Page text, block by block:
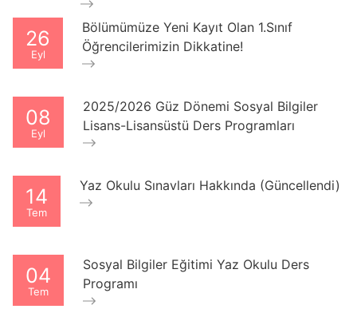
26
Eyl
Bölümümüze Yeni Kayıt Olan 1.Sınıf
Öğrencilerimizin Dikkatine!
08
Eyl
2025/2026 Güz Dönemi Sosyal Bilgiler
Lisans-Lisansüstü Ders Programları
14
Tem
Yaz Okulu Sınavları Hakkında (Güncellendi)
04
Tem
Sosyal Bilgiler Eğitimi Yaz Okulu Ders
Programı